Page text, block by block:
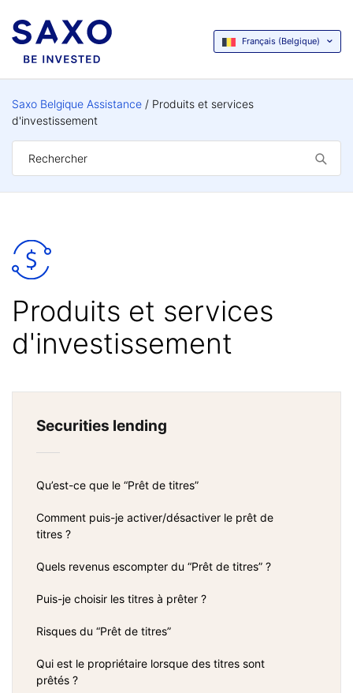
Français (Belgique)
Saxo Belgique Assistance
Produits et services
d'investissement
Produits et services
d'investissement
Securities lending
Qu’est-ce que le “Prêt de titres”
Comment puis-je activer/désactiver le prêt de
titres ?
Quels revenus escompter du “Prêt de titres” ?
Puis-je choisir les titres à prêter ?
Risques du “Prêt de titres”
Qui est le propriétaire lorsque des titres sont
prêtés ?